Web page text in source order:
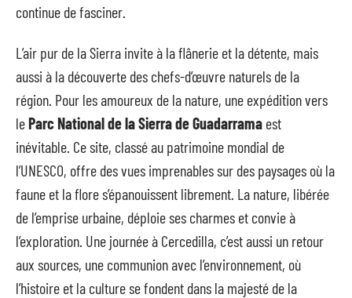
continue de fasciner.
L’air pur de la Sierra invite à la flânerie et la détente, mais
aussi à la découverte des chefs-d’œuvre naturels de la
région. Pour les amoureux de la nature, une expédition vers
leParc National de la Sierra de Guadarrama est
inévitable. Ce site, classé au patrimoine mondial de
l’UNESCO, offre des vues imprenables sur des paysages où la
faune et la flore s’épanouissent librement. La nature, libérée
de l’emprise urbaine, déploie ses charmes et convie à
l’exploration. Une journée à Cercedilla, c’est aussi un retour
aux sources, une communion avec l’environnement, où
l’histoire et la culture se fondent dans la majesté de la